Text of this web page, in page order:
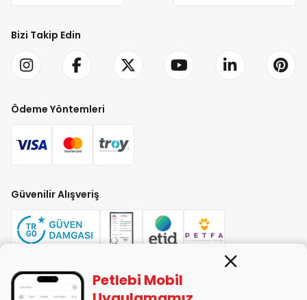
Bizi Takip Edin
Ödeme Yöntemleri
Güvenilir Alışveriş
PETLEBİ EVCİL HAYVAN ÜRÜNLERİ PAZ. SAN. TİC. LTD. ŞTİ. Alaşarköy Mah.
Petlebi Mobil